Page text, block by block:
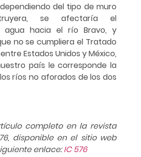
del tipo de muro
se afectaría el
agua hacia el río Bravo, y
no se cumpliera el Tratado
Estados Unidos y México,
país le corresponde la
ríos no aforados de los dos
completo en la revista
disponible en el sitio web
enlace:IC 576